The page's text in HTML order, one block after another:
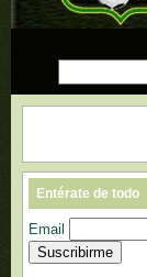
Entérate de todo
Email